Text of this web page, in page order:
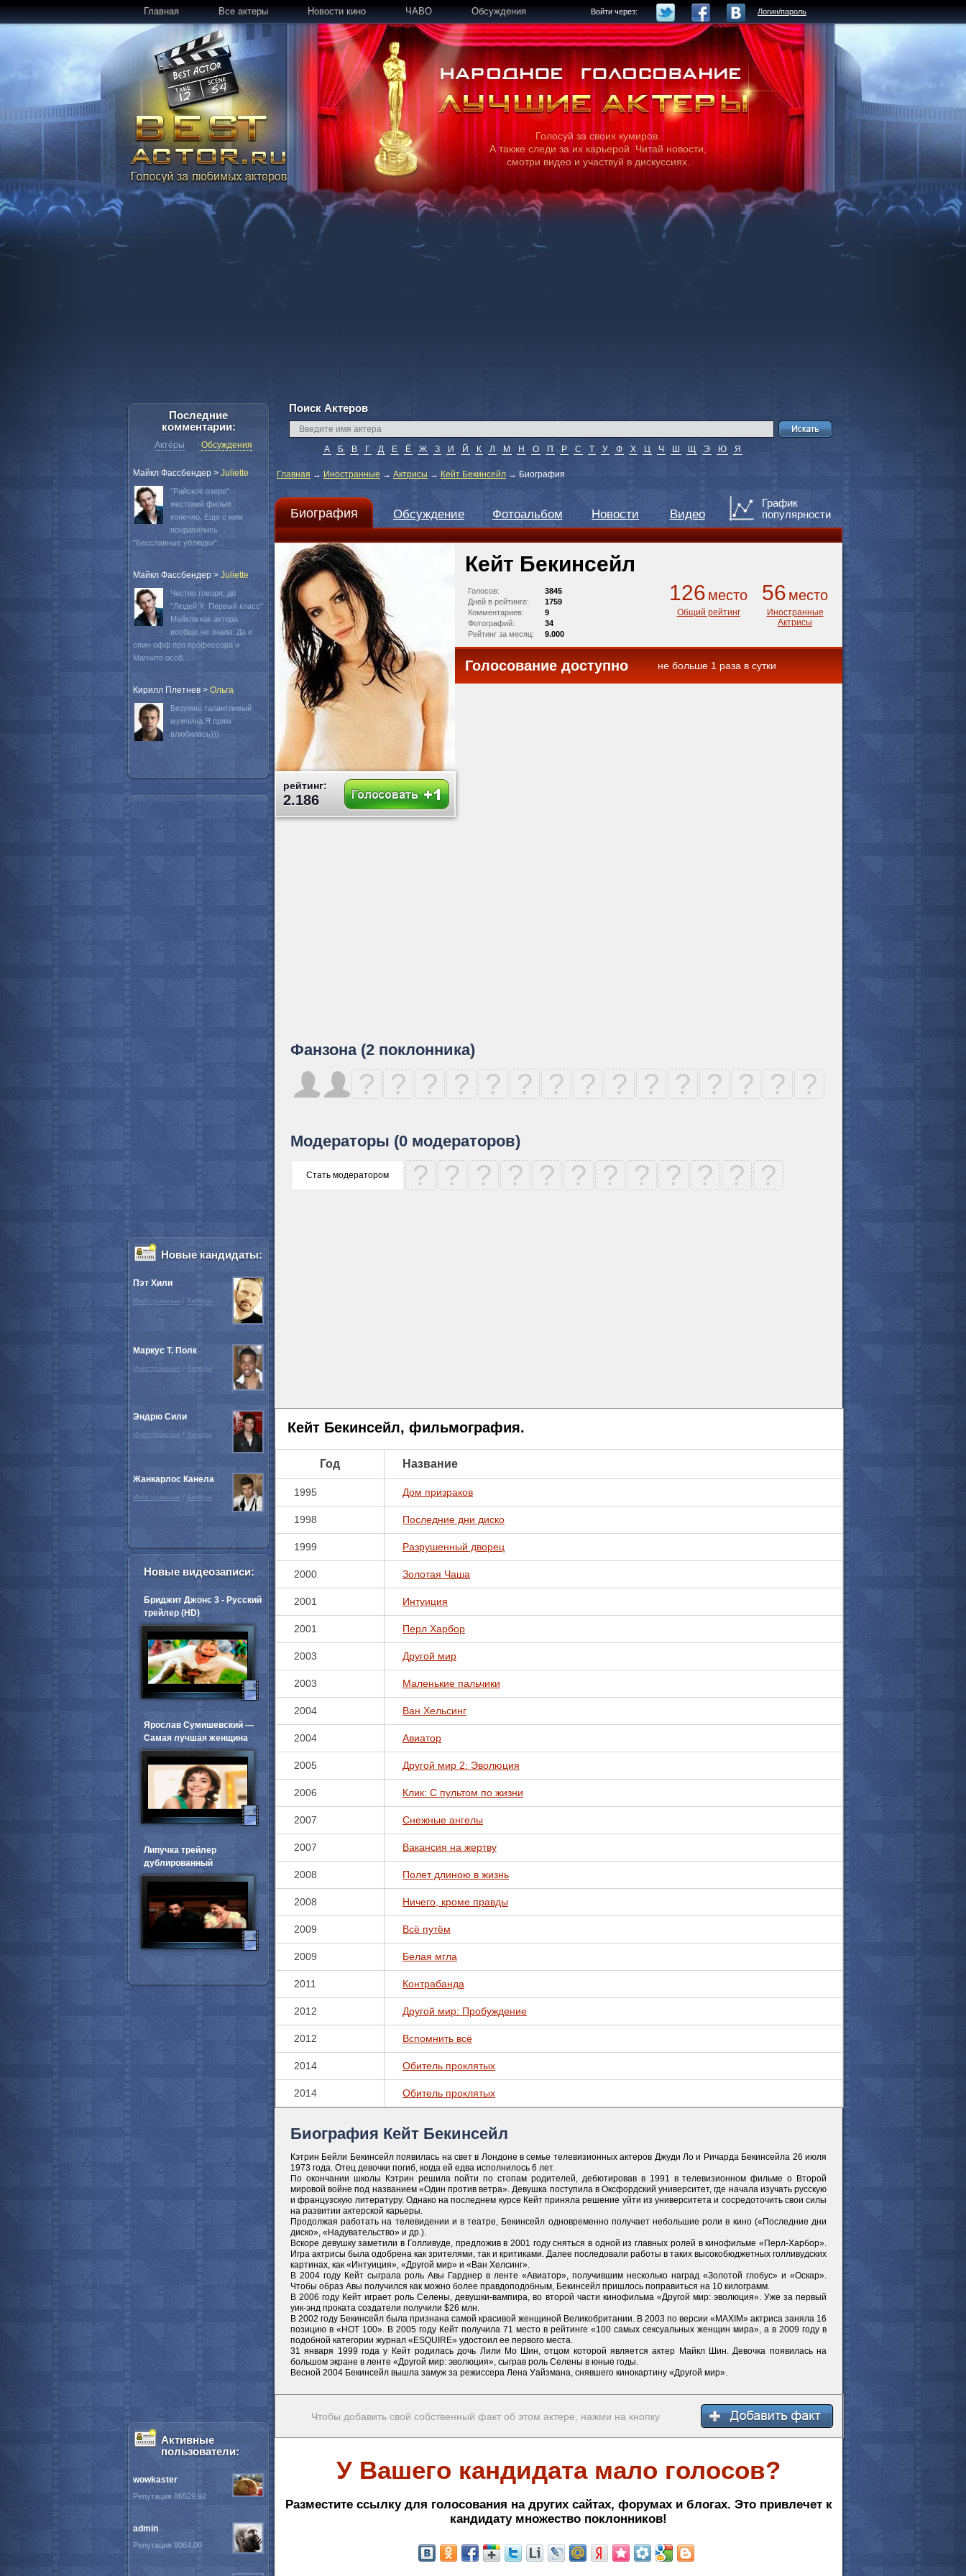
Главная Все актеры Новости кино ЧАВО Обсуждения Войти через: Логин/пароль
Голосуй за своих кумиров.
А также следи за их карьерой. Читай новости,
смотри видео и участвуй в дискуссиях.
Поиск Актеров
А Б В Г Д Е Ё Ж З И Й К Л М Н О П Р С Т У Ф Х Ц Ч Ш Щ Э Ю Я
Главная → Иностранные → Актрисы → Кейт Бекинсейл → Биография
Биография Обсуждение Фотоальбом Новости Видео
График
популярности
рейтинг:
2.186
Кейт Бекинсейл
126 место
Общий рейтинг
56 место
Иностранные
Актрисы
Голосов:
3845
Дней в рейтинге:
1759
Комментариев:
9
Фотографий:
34
Рейтинг за месяц:
9.000
Голосование доступно не больше 1 раза в сутки
Фанзона (2 поклонника)
? ? ? ? ? ? ? ? ? ? ? ? ? ? ?
Модераторы (0 модераторов)
Стать модератором ? ? ? ? ? ? ? ? ? ? ? ?
Кейт Бекинсейл, фильмография.
Год Название
1995 Дом призраков
1998 Последние дни диско
1999 Разрушенный дворец
2000 Золотая Чаша
2001 Интуиция
2001 Перл Харбор
2003 Другой мир
2003 Маленькие пальчики
2004 Ван Хельсинг
2004 Авиатор
2005 Другой мир 2: Эволюция
2006 Клик: С пультом по жизни
2007 Снежные ангелы
2007 Вакансия на жертву
2008 Полет длиною в жизнь
2008 Ничего, кроме правды
2009 Всё путём
2009 Белая мгла
2011 Контрабанда
2012 Другой мир: Пробуждение
2012 Вспомнить всё
2014 Обитель проклятых
2014 Обитель проклятых
Биография Кейт Бекинсейл
Кэтрин Бейли Бекинсейл появилась на свет в Лондоне в семье телевизионных актеров Джуди Ло и Ричарда Бекинсейла 26 июля
1973 года. Отец девочки погиб, когда ей едва исполнилось 6 лет.
По окончании школы Кэтрин решила пойти по стопам родителей, дебютировав в 1991 в телевизионном фильме о Второй
мировой войне под названием «Один против ветра». Девушка поступила в Оксфордский университет, где начала изучать русскую
и французскую литературу. Однако на последнем курсе Кейт приняла решение уйти из университета и сосредоточить свои силы
на развитии актерской карьеры.
Продолжая работать на телевидении и в театре, Бекинсейл одновременно получает небольшие роли в кино («Последние дни
диско», «Надувательство» и др.).
Вскоре девушку заметили в Голливуде, предложив в 2001 году сняться в одной из главных ролей в кинофильме «Перл-Харбор».
Игра актрисы была одобрена как зрителями, так и критиками. Далее последовали работы в таких высокобюджетных голливудских
картинах, как «Интуиция», «Другой мир» и «Ван Хелсинг».
В 2004 году Кейт сыграла роль Авы Гарднер в ленте «Авиатор», получившим несколько наград «Золотой глобус» и «Оскар».
Чтобы образ Авы получился как можно более правдоподобным, Бекинсейл пришлось поправиться на 10 килограмм.
В 2006 году Кейт играет роль Селены, девушки-вампира, во второй части кинофильма «Другой мир: эволюция». Уже за первый
уик-энд проката создатели получили $26 млн.
В 2002 году Бекинсейл была признана самой красивой женщиной Великобритании. В 2003 по версии «MAXIM» актриса заняла 16
позицию в «HOT 100». В 2005 году Кейт получила 71 место в рейтинге «100 самых сексуальных женщин мира», а в 2009 году в
подобной категории журнал «ESQUIRE» удостоил ее первого места.
31 января 1999 года у Кейт родилась дочь Лили Мо Шин, отцом которой является актер Майкл Шин. Девочка появилась на
большом экране в ленте «Другой мир: эволюция», сыграв роль Селены в юные годы.
Весной 2004 Бекинсейл вышла замуж за режиссера Лена Уайзмана, снявшего кинокартину «Другой мир».
Чтобы добавить свой собственный факт об этом актере, нажми на кнопку
У Вашего кандидата мало голосов?
Разместите ссылку для голосования на других сайтах, форумах и блогах. Это привлечет к
кандидату множество поклонников!
Последние
комментарии:
Актёры Обсуждения
Майкл Фассбендер > Juliette
"Райское озеро"
жестокий фильм
конечно. Еще с ним
понравились
"Бесславные ублюдки"...
Майкл Фассбендер > Juliette
Честно говоря, до
"Людей Х: Первый класс"
Майкла как актера
вообще не знала. Да и
спин-офф про профессора и
Магнито особ...
Кирилл Плетнев > Oльга
Безумно талантливый
мужчина.Я прям
влюбилась)))
Новые кандидаты:
Пэт Хили
Иностранные / Актёры
Маркус Т. Полк
Иностранные / Актёры
Эндрю Сили
Иностранные / Актёры
Жанкарлос Канела
Иностранные / Актёры
все актёры
Новые видеозаписи:
Бриджит Джонс 3 - Русский
трейлер (HD)
Ярослав Сумишевский ---
Самая лучшая женщина
Липучка трейлер
дублированный
смотреть всё
Активные
пользователи:
wowkaster
Репутация 86529.92
admin
Репутация 9064.00